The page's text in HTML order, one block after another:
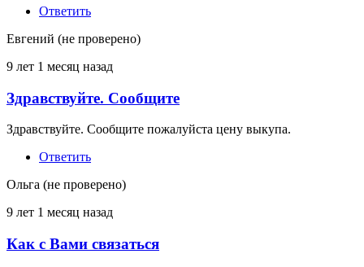
проверено)
Ответить
Евгений (не проверено)
9 лет 1 месяц назад
Ответ
на
Куплю
Облигации
Гарант
проверено)
Здравствуйте. Сообщите
Здравствуйте. Сообщите пожалуйста цену выкупа.
Ответить
Ольга (не проверено)
9 лет 1 месяц назад
Ответ
Как с Вами связаться